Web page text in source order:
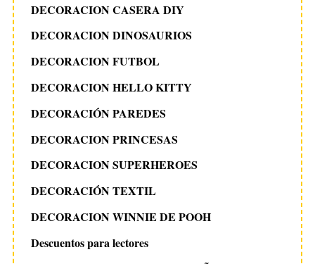
DECORACION CASERA DIY
DECORACION DINOSAURIOS
DECORACION FUTBOL
DECORACION HELLO KITTY
DECORACIÓN PAREDES
DECORACION PRINCESAS
DECORACION SUPERHEROES
DECORACIÓN TEXTIL
DECORACION WINNIE DE POOH
Descuentos para lectores